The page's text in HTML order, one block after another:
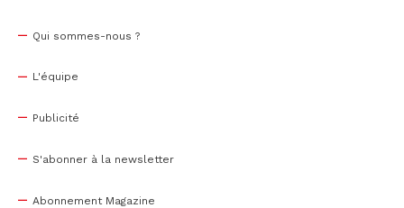
Qui sommes-nous ?
L'équipe
Publicité
S'abonner à la newsletter
Abonnement Magazine